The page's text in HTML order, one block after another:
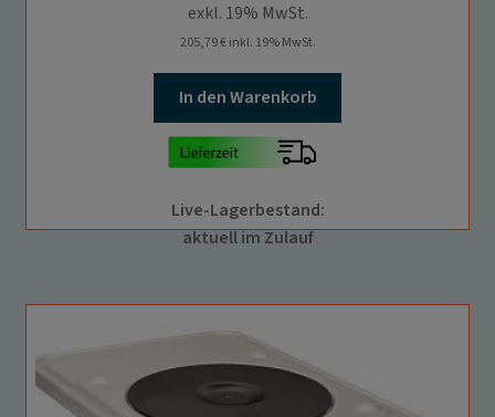
exkl. 19% MwSt.
205,79€inkl. 19% MwSt.
In den Warenkorb
Live-Lagerbestand:
aktuell im Zulauf